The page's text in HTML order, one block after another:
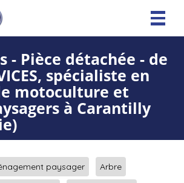
- Pièce détachée - de
spécialiste en
motoculture et
à Carantilly
paysager Arbre